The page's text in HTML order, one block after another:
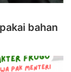
bahan